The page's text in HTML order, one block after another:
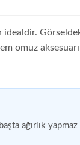
omuz
ağırlık yapmaz